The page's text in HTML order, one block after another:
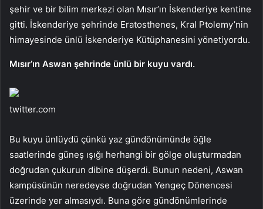
şehir ve bir bilim merkezi olan Mısır’ın İskenderiye kentine
gitti. İskenderiye şehrinde Eratosthenes, Kral Ptolemy’nin
himayesinde ünlü İskenderiye Kütüphanesini yönetiyordu.
Mısır’ın Aswan şehrinde ünlü bir kuyu vardı.
twitter.com
Bu kuyu ünlüydü çünkü yaz gündönümünde öğle
saatlerinde güneş ışığı herhangi bir gölge oluşturmadan
doğrudan çukurun dibine düşerdi. Bunun nedeni, Aswan
kampüsünün neredeyse doğrudan Yengeç Dönencesi
üzerinde yer almasıydı. Buna göre gündönümlerinde